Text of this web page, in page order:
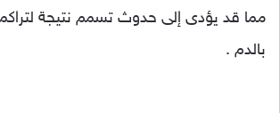
مما قد يؤدى إلى حدوث تسمم نتيجة
بالدم .